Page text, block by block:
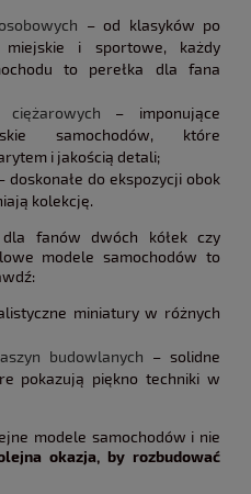
– od klasyków po
miejskie i sportowe, każdy
to perełka dla fana
– imponujące
samochodów, które
i jakością detali;
doskonałe do ekspozycji obok
kolekcję.
fanów dwóch kółek czy
modele samochodów to
miniatury w różnych
budowlanych – solidne
pokazują piękno techniki w
modele samochodów i nie
okazja, by rozbudować